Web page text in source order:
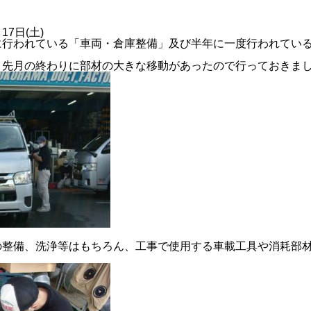
日(土)
われている「車両・倉庫整備」及び半年に一度行われてい
月の終わりに部材の大きな移動があったので行っておきま
備、洗浄等はもちろん、工事で使用する車載工具や消耗部